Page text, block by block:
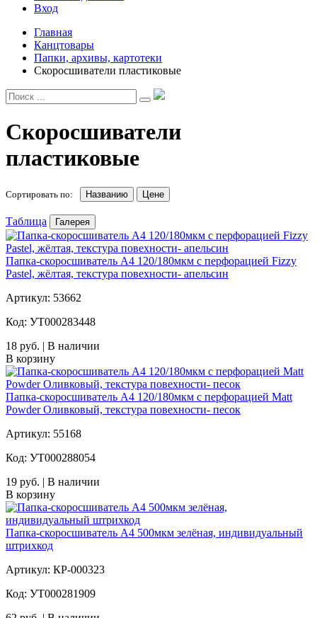
Вход
Главная
Канцтовары
Папки, архивы, картотеки
Скоросшиватели пластиковые
Скоросшиватели
пластиковые
Сортировать по: Названию Цене
Таблица Галерея
Папка-скоросшиватель А4 120/180мкм с перфорацией Fizzy
Pastel, жёлтая, текстура повехности- апельсин
Артикул: 53662
Код: УТ000283448
18 руб. | В наличии
В корзину
Папка-скоросшиватель А4 120/180мкм с перфорацией Matt
Powder Оливковый, текстура повехности- песок
Артикул: 55168
Код: УТ000288054
19 руб. | В наличии
В корзину
Папка-скоросшиватель А4 500мкм зелёная, индивидуальный
штрихкод
Артикул: КР-000323
Код: УТ000281909